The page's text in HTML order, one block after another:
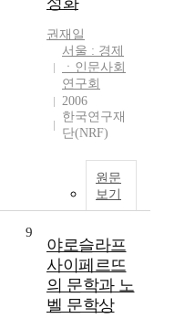
권재일
서울 : 경제
ㆍ인문사회
연구회
2006
한국연구재
단(NRF)
원문
보기
9
야로슬라프
사이페르뜨
의 문학과 노
벨 문학상